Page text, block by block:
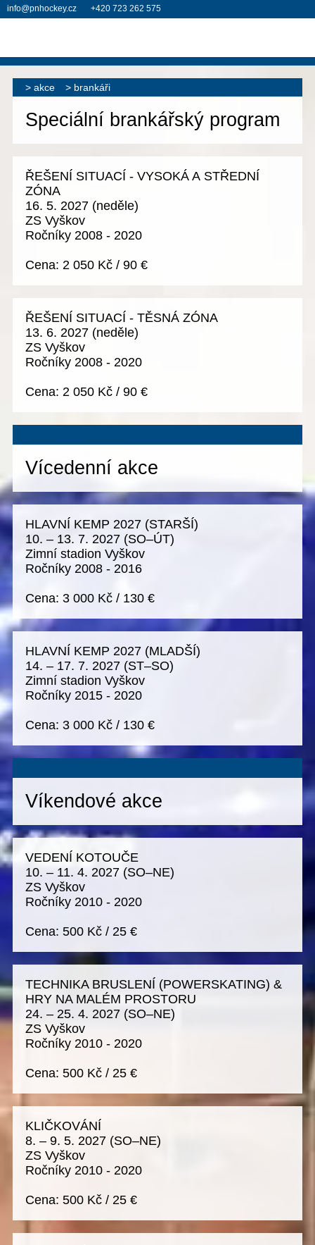
akce brankáři
Speciální brankářský program
ŘEŠENÍ SITUACÍ - VYSOKÁ A STŘEDNÍ
ZÓNA
16. 5. 2027 (neděle)
ZS Vyškov
Ročníky 2008 - 2020
Cena: 2 050 Kč / 90 €
ŘEŠENÍ SITUACÍ - TĚSNÁ ZÓNA
13. 6. 2027 (neděle)
ZS Vyškov
Ročníky 2008 - 2020
Cena: 2 050 Kč / 90 €
Vícedenní akce
HLAVNÍ KEMP 2027 (STARŠÍ)
10. – 13. 7. 2027 (SO–ÚT)
Zimní stadion Vyškov
Ročníky 2008 - 2016
Cena: 3 000 Kč / 130 €
HLAVNÍ KEMP 2027 (MLADŠÍ)
14. – 17. 7. 2027 (ST–SO)
Zimní stadion Vyškov
Ročníky 2015 - 2020
Cena: 3 000 Kč / 130 €
Víkendové akce
VEDENÍ KOTOUČE
10. – 11. 4. 2027 (SO–NE)
ZS Vyškov
Ročníky 2010 - 2020
Cena: 500 Kč / 25 €
TECHNIKA BRUSLENÍ (POWERSKATING) &
HRY NA MALÉM PROSTORU
24. – 25. 4. 2027 (SO–NE)
ZS Vyškov
Ročníky 2010 - 2020
Cena: 500 Kč / 25 €
KLIČKOVÁNÍ
8. – 9. 5. 2027 (SO–NE)
ZS Vyškov
Ročníky 2010 - 2020
Cena: 500 Kč / 25 €
info@pnhockey.cz +420 723 262 575